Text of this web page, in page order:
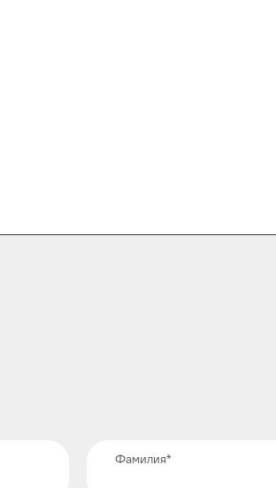
Фамилия*